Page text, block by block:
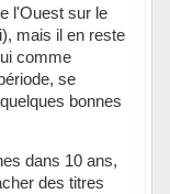
l'Ouest sur le
mais il en reste
comme
se
bonnes
dans 10 ans,
des titres